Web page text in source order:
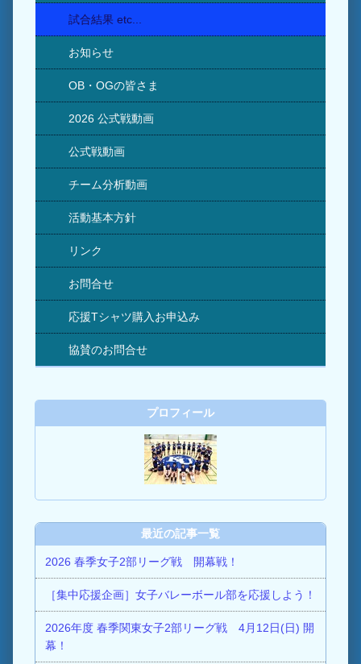
試合結果 etc...
お知らせ
OB・OGの皆さま
2026 公式戦動画
公式戦動画
チーム分析動画
活動基本方針
リンク
お問合せ
応援Tシャツ購入お申込み
協賛のお問合せ
プロフィール
最近の記事一覧
2026 春季女子2部リーグ戦 開幕戦！
［集中応援企画］女子バレーボール部を応援しよう！
2026年度 春季関東女子2部リーグ戦 4月12日(日) 開
幕！